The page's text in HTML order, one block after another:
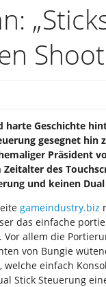
harte Geschichte
gesegnet hin
Präsident
des
und keinen
gameindustry.biz
das einfache
allem die
von Bungie
welche einfach
Stick Steuerung